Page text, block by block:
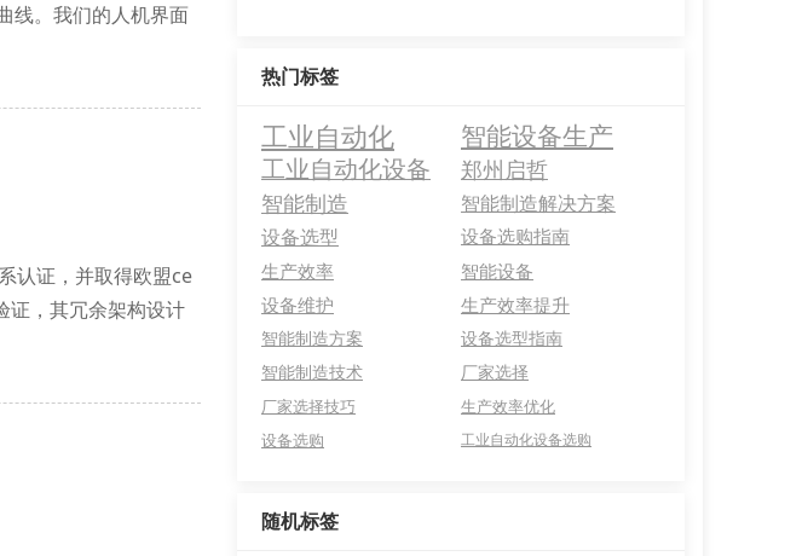
线。我们的人机界面
认证，并取得欧盟ce
证，其冗余架构设计
热门标签
工业自动化 智能设备生产
工业自动化设备
郑州启哲
智能制造
智能制造解决方案
设备选型
设备选购指南
生产效率
智能设备
设备维护
生产效率提升
智能制造方案
设备选型指南
智能制造技术
厂家选择
厂家选择技巧
生产效率优化
设备选购
工业自动化设备选购
随机标签